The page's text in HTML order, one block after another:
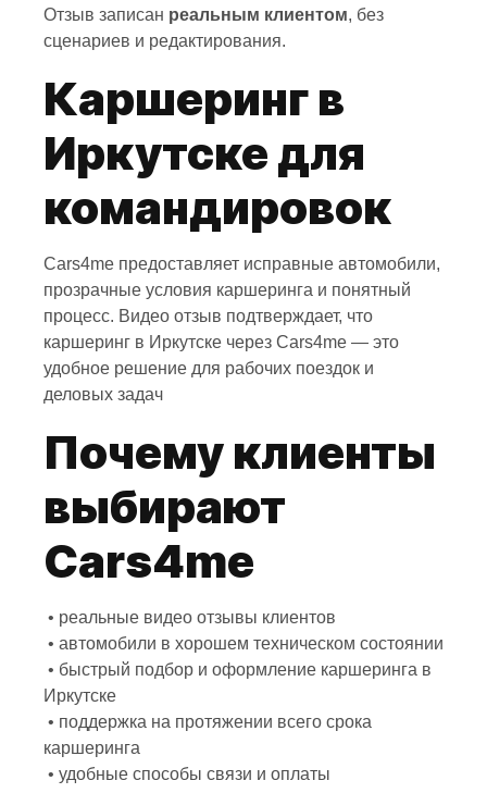
Отзыв записан реальным клиентом, без
сценариев и редактирования.
Каршеринг в
Иркутске для
командировок
Cars4me предоставляет исправные автомобили,
прозрачные условия каршеринга и понятный
процесс. Видео отзыв подтверждает, что
каршеринг в Иркутске через Cars4me — это
удобное решение для рабочих поездок и
деловых задач
Почему клиенты
выбирают
Cars4me
• реальные видео отзывы клиентов
• автомобили в хорошем техническом состоянии
• быстрый подбор и оформление каршеринга в
Иркутске
• поддержка на протяжении всего срока
каршеринга
• удобные способы связи и оплаты